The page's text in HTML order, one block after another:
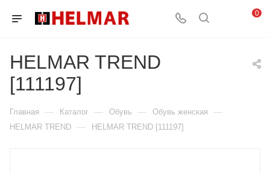
0
HELMAR TREND
[111197]
Главная — Каталог — Обувь — Обувь женская —
HELMAR TREND — HELMAR TREND [111197]